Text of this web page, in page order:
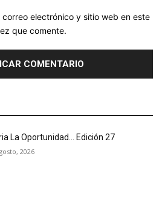
correo electrónico y sitio web en este
que comente.
La Oportunidad… Edición 27
2026